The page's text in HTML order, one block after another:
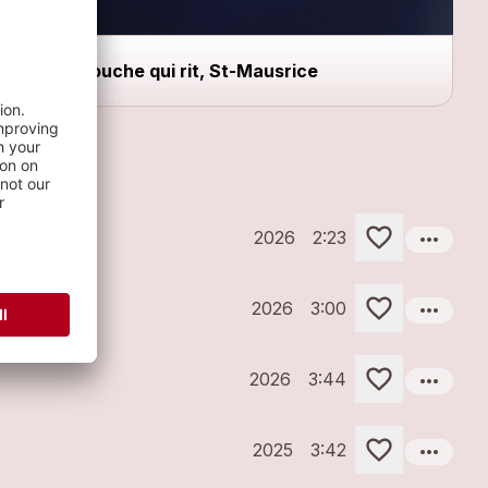
Bouche qui rit, St-Mausrice
2026 2:23 more_horiz
2026 3:00 more_horiz
2026 3:44 more_horiz
2025 3:42 more_horiz